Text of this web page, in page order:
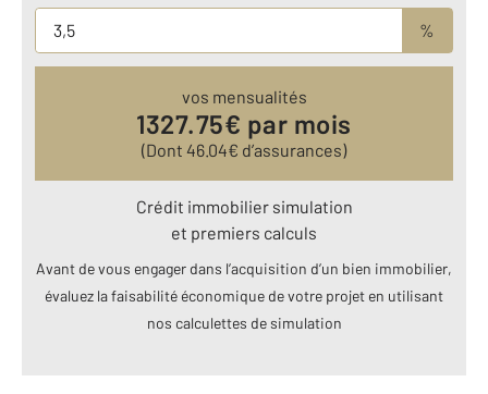
%
vos mensualités
1327.75€ par mois
(Dont 46.04€ d’assurances)
Crédit immobilier simulation
et premiers calculs
Avant de vous engager dans l’acquisition d’un bien immobilier,
évaluez la faisabilité économique de votre projet en utilisant
nos calculettes de simulation